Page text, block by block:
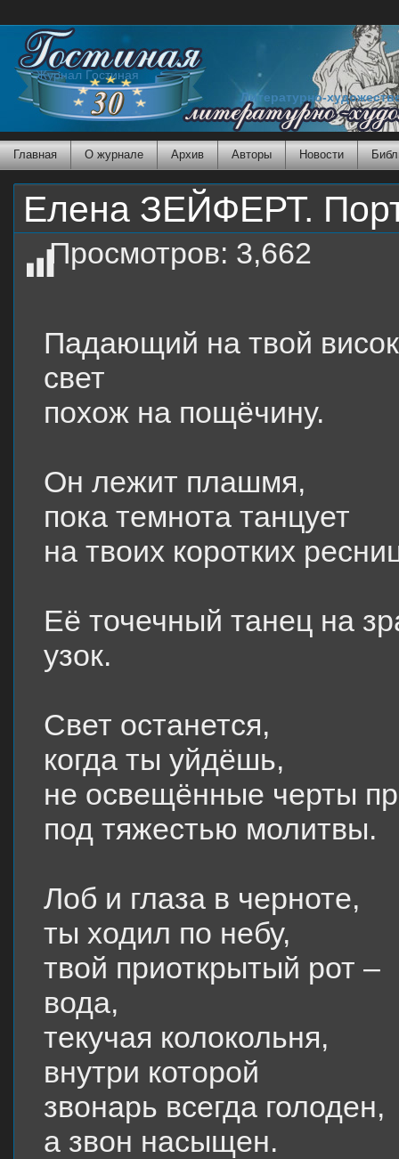
Журнал Гостиная
Литературно-
Главная О журнале Архив Авторы Новости
Елена ЗЕЙФЕРТ.
Просмотров: 3,662
Падающий на твой
свет
похож на пощёчину.
Он лежит плашмя,
пока темнота танцует
на твоих коротких
Её точечный танец на
узок.
Свет останется,
когда ты уйдёшь,
не освещённые черты
под тяжестью молитвы.
Лоб и глаза в черноте,
ты ходил по небу,
твой приоткрытый рот –
вода,
текучая колокольня,
внутри которой
звонарь всегда голоден,
а звон насыщен.